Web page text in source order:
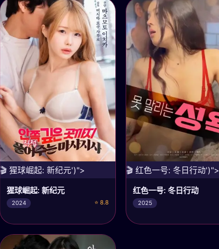
🎬 猩球崛起: 新纪元')">
猩球崛起: 新纪元
2024 ⭐ 8.8
🎬 红色一号: 冬日行动')">
红色一号: 冬日行动
2025